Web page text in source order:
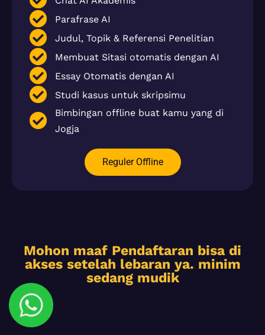
Parafrase AI
Judul, Topik & Referensi Penelitian
Membuat Sitasi otomatis dengan AI
Essay Otomatis dengan AI
Studi kasus untuk skripsimu
Bimbingan offline buat kamu yang di
Jogja
Reguler Offline
Mohon maaf Pendaftaran bisa di
akses setelah lebaran ya. minim
sedang mudik